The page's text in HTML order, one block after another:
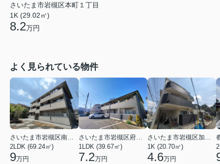
さいたま市岩槻区本町１丁目
1K (29.02㎡)
8.2万円
よく見られている物件
2LDK (69.24㎡)
9万円
1LDK (39.67㎡)
7.2万円
1K (20.70㎡)
4.6万円